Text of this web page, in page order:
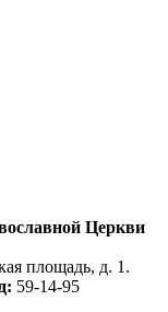
Церкви
площадь, д. 1.
59-14-95